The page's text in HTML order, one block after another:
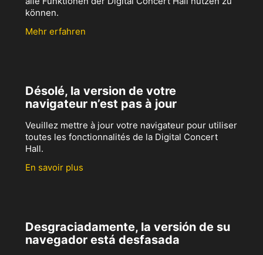
können.
Mehr erfahren
Désolé, la version de votre
navigateur n’est pas à jour
Veuillez mettre à jour votre navigateur pour utiliser
toutes les fonctionnalités de la Digital Concert
Hall.
En savoir plus
Desgraciadamente, la versión de su
navegador está desfasada